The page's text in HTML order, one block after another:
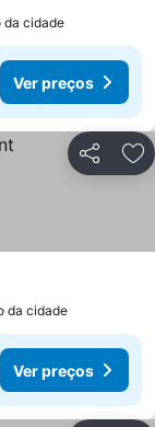
da cidade
Ver preços
Partilhar
da cidade
Ver preços